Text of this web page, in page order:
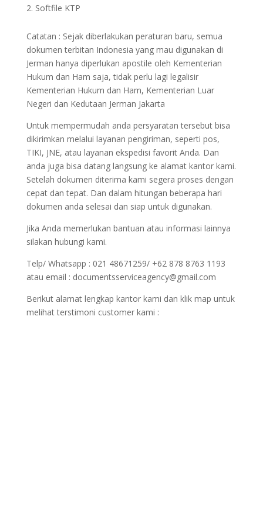
Softfile KTP
Catatan : Sejak diberlakukan peraturan baru, semua
dokumen terbitan Indonesia yang mau digunakan di
Jerman hanya diperlukan apostile oleh Kementerian
Hukum dan Ham saja, tidak perlu lagi legalisir
Kementerian Hukum dan Ham, Kementerian Luar
Negeri dan Kedutaan Jerman Jakarta
Untuk mempermudah anda persyaratan tersebut bisa
dikirimkan melalui layanan pengiriman, seperti pos,
TIKI, JNE, atau layanan ekspedisi favorit Anda. Dan
anda juga bisa datang langsung ke alamat kantor kami.
Setelah dokumen diterima kami segera proses dengan
cepat dan tepat. Dan dalam hitungan beberapa hari
dokumen anda selesai dan siap untuk digunakan.
Jika Anda memerlukan bantuan atau informasi lainnya
silakan hubungi kami.
Telp/ Whatsapp : 021 48671259/ +62 878 8763 1193
atau email : documentsserviceagency@gmail.com
Berikut alamat lengkap kantor kami dan klik map untuk
melihat terstimoni customer kami :